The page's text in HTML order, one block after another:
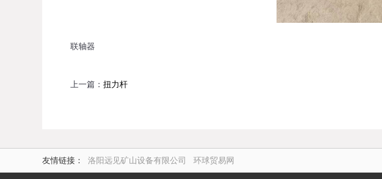
联轴器
上一篇： 扭力杆
友情链接： 洛阳远见矿山设备有限公司 环球贸易网